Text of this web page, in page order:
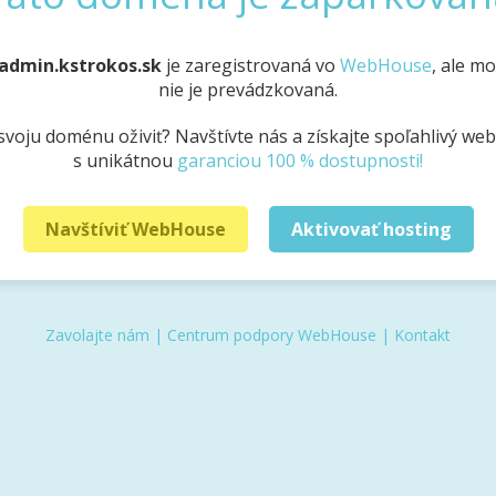
admin.kstrokos.skje zaregistrovaná vo WebHouse, ale
nie je prevádzkovaná.
doménu oživiť? Navštívte nás a získajte spoľahlivý
s unikátnou garanciou 100 % dostupnosti!
Navštíviť WebHouse Aktivovať hosting
Zavolajte nám | Centrum podpory WebHouse | Kontakt